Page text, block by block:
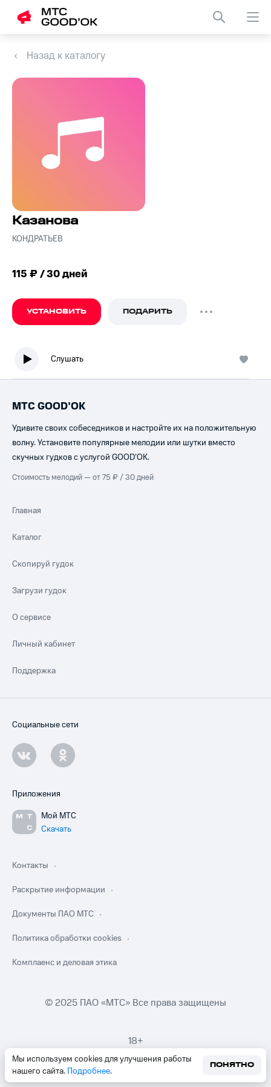
Назад к каталогу
Казанова
КОНДРАТЬЕВ
115 ₽ / 30 дней
УСТАНОВИТЬ ПОДАРИТЬ
Слушать
Мы используем cookies для улучшения работы
нашего сайта. Подробнее.
ПОНЯТНО
МТС GOOD’OK
Удивите своих собеседников и настройте их на положительную
волну. Установите популярные мелодии или шутки вместо
скучных гудков с услугой GOOD’OK.
Стоимость мелодий — от 75 ₽ / 30 дней
Главная
Каталог
Скопируй гудок
Загрузи гудок
О сервисе
Личный кабинет
Поддержка
Социальные сети
Приложения
Мой МТС
Скачать
Контакты
Раскрытие информации
Документы ПАО МТС
Политика обработки cookies
Комплаенс и деловая этика
© 2025 ПАО «МТС» Все права защищены
18+